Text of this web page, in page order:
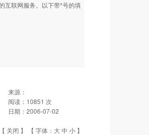
互联网服务。以下带*号的填
来源：
阅读： 10851 次
日期： 2006-07-02
关闭 】 【 字体： 大中 小 】